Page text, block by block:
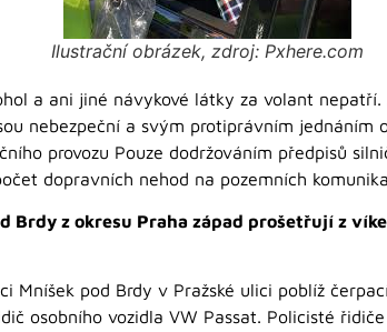
Ilustrační obrázek, zdroj: Pxhere.com
a ani jiné návykové látky za volant
nebezpeční a svým protiprávním jednáním
provozu Pouze dodržováním předpisů
dopravních nehod na pozemních
Brdy z okresu Praha západ prošetřují z
Mníšek pod Brdy v Pražské ulici poblíž
osobního vozidla VW Passat. Policisté